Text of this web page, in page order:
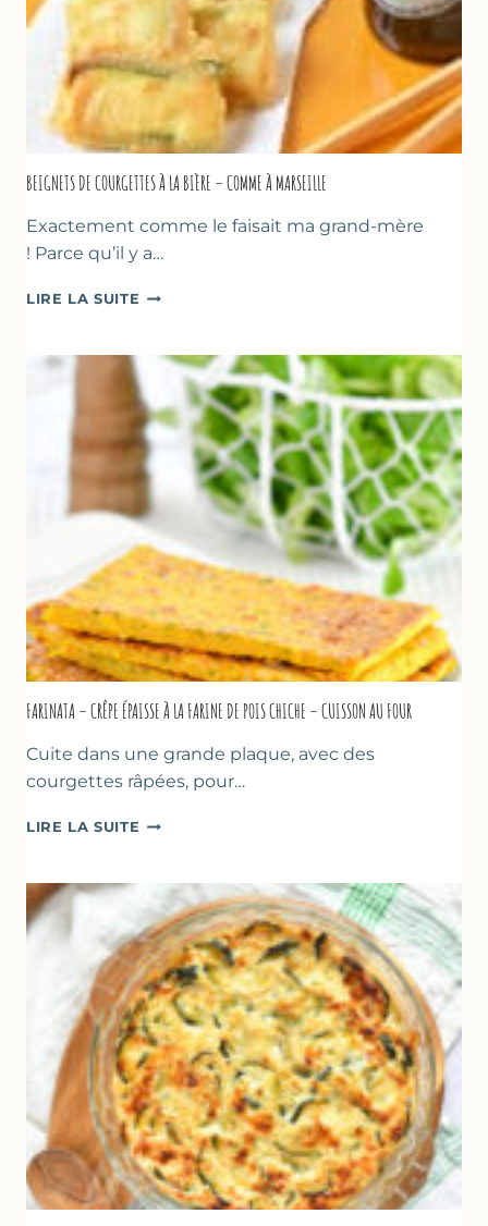
BEIGNETS DE COURGETTES À LA BIÈRE – COMME À MARSEILLE
Exactement comme le faisait ma grand-mère
! Parce qu’il y a…
LIRE LA SUITE BEIGNETS
LA
BIÈRE
–
COMME
À
MARSEILLE
FARINATA – CRÊPE ÉPAISSE À LA FARINE DE POIS CHICHE – CUISSON AU FOUR
Cuite dans une grande plaque, avec des
courgettes râpées, pour…
LIRE LA SUITE FARINATA
ÉPAISSE
À
LA
FARINE
DE
POIS
CHICHE
–
CUISSON
AU
FOUR